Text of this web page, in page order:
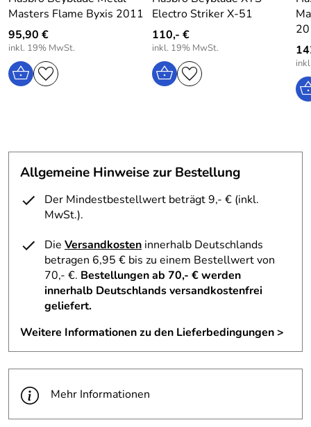
Masters Flame Byxis 2011
95,90 €
inkl. 19% MwSt.
Electro Striker X-51
110,- €
inkl. 19% MwSt.
Allgemeine Hinweise zur Bestellung
Der Mindestbestellwert beträgt 9,- € (inkl.
MwSt.).
Die Versandkosten innerhalb Deutschlands
betragen 6,95 € bis zu einem Bestellwert von
70,- €. Bestellungen ab 70,- € werden
innerhalb Deutschlands versandkostenfrei
geliefert.
Weitere Informationen zu den Lieferbedingungen >
Mehr Informationen